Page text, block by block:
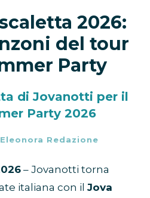
2026:
del tour
Party
di Jovanotti per il
Party 2026
Eleonora Redazione
– Jovanotti torna
italiana con il Jova